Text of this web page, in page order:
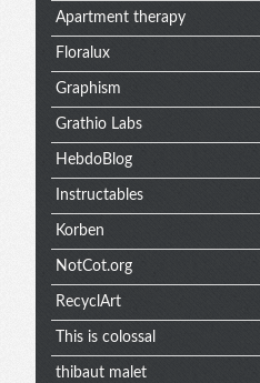
extra
Apartment therapy
Floralux
Graphism
Grathio Labs
HebdoBlog
Instructables
Korben
NotCot.org
RecyclArt
This is colossal
thibaut malet